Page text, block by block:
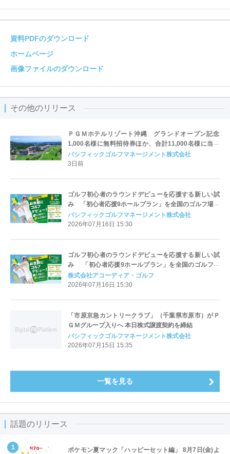
資料PDFのダウンロード
ホームページ
画像ファイルのダウンロード
その他のリリース
ＰＧＭホテルリゾート沖縄 グランドオープン記念
1,000名様に無料招待券ほか、合計11,000名様に当た
る。
パシフィックゴルフマネージメント株式会社
3日前
ゴルフ初心者のラウンドデビューを応援する新しい試
み 「初心者応援9ホールプラン」を全国のゴルフ場で
開始｜PGM
パシフィックゴルフマネージメント株式会社
2026年07月16日 15:30
ゴルフ初心者のラウンドデビューを応援する新しい試
み 「初心者応援9ホールプラン」を全国のゴルフ場
で開始｜アコーディア
株式会社アコーディア・ゴルフ
2026年07月16日 15:30
「市原京急カントリークラブ」（千葉県市原市）がＰ
ＧＭグループ入りへ 本日株式譲渡契約を締結
パシフィックゴルフマネージメント株式会社
2026年07月15日 15:35
一覧を見る
話題のリリース
ポケモン夏マック「ハッピーセット編」 8月7日(金)よ